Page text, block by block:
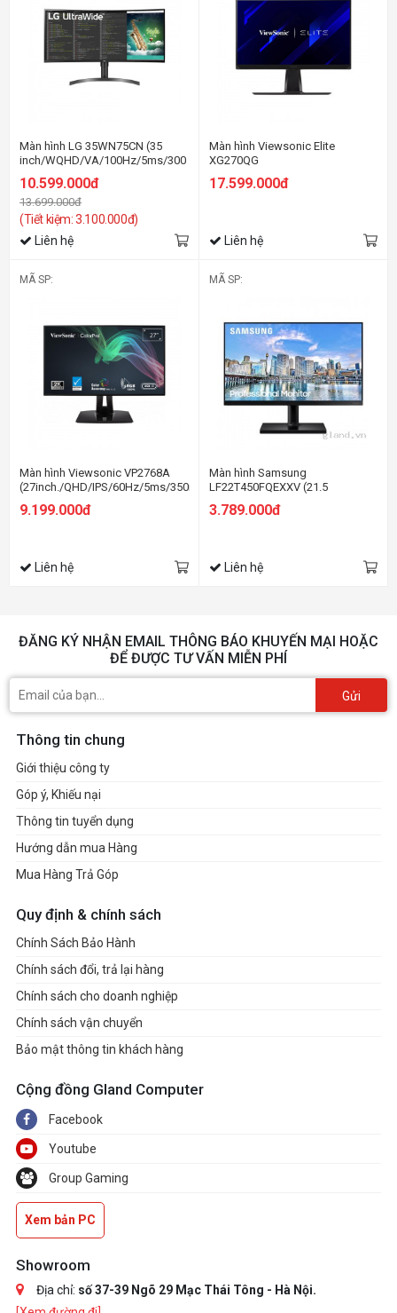
Màn hình LG 35WN75CN (35
inch/WQHD/VA/100Hz/5ms/300
nits/HDMI+DP+USB+USBC+Audio/Loa)
10.599.000đ
13.699.000đ
(Tiết kiệm: 3.100.000đ)
Liên hệ
Màn hình Viewsonic Elite
XG270QG
(27inch/QHD/NanoIPS/165Hz/1ms/
Sync/Loa)
17.599.000đ
Liên hệ
MÃ SP:
Màn hình Viewsonic VP2768A
(27inch./QHD/IPS/60Hz/5ms/350nits/HDMI+DP+USBC+USB+Audio+LAN)
9.199.000đ
Liên hệ
MÃ SP:
Màn hình Samsung
LF22T450FQEXXV (21.5
3.789.000đ
Liên hệ
ĐĂNG KÝ NHẬN EMAIL THÔNG BÁO KHUYẾN MẠI HOẶC
ĐỂ ĐƯỢC TƯ VẤN MIỄN PHÍ
Gửi
Thông tin chung
Giới thiệu công ty
Góp ý, Khiếu nại
Thông tin tuyển dụng
Hướng dẫn mua Hàng
Mua Hàng Trả Góp
Quy định & chính sách
Chính Sách Bảo Hành
Chính sách đổi, trả lại hàng
Chính sách cho doanh nghiệp
Chính sách vận chuyển
Bảo mật thông tin khách hàng
Cộng đồng Gland Computer
Facebook
Youtube
Group Gaming
Xem bản PC
Showroom
Địa chỉ: số 37-39 Ngõ 29 Mạc Thái Tông - Hà Nội.